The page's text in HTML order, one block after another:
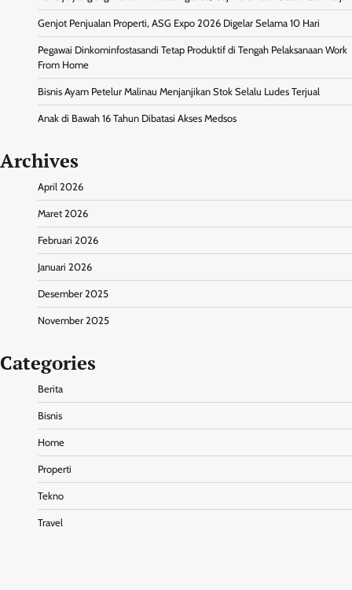
Genjot Penjualan Properti, ASG Expo 2026 Digelar Selama 10 Hari
Pegawai Dinkominfostasandi Tetap Produktif di Tengah Pelaksanaan Work
From Home
Bisnis Ayam Petelur Malinau Menjanjikan Stok Selalu Ludes Terjual
Anak di Bawah 16 Tahun Dibatasi Akses Medsos
Archives
April 2026
Maret 2026
Februari 2026
Januari 2026
Desember 2025
November 2025
Categories
Berita
Bisnis
Home
Properti
Tekno
Travel